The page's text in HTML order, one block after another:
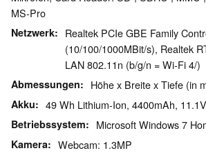
MS-Pro
Netzwerk
Realtek PCIe GBE Family
(10/100/1000MBit/s), Realtek
LAN 802.11n (b/g/n = Wi-Fi 4/)
Abmessungen Höhe x Breite x Tiefe (in
Akku 49 Wh Lithium-Ion, 4400mAh, 11.1V
Betriebssystem Microsoft Windows 7
Kamera Webcam: 1.3MP